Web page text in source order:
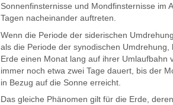
Sonnenfinsternisse und Mondfinsternisse im
Tagen nacheinander auftreten.
Wenn die Periode der siderischen
als die Periode der synodischen Umdrehung,
Erde einen Monat lang auf ihrer Umlaufbahn
immer noch etwa zwei Tage dauert, bis der
in Bezug auf die Sonne erreicht.
Das gleiche Phänomen gilt für die Erde,